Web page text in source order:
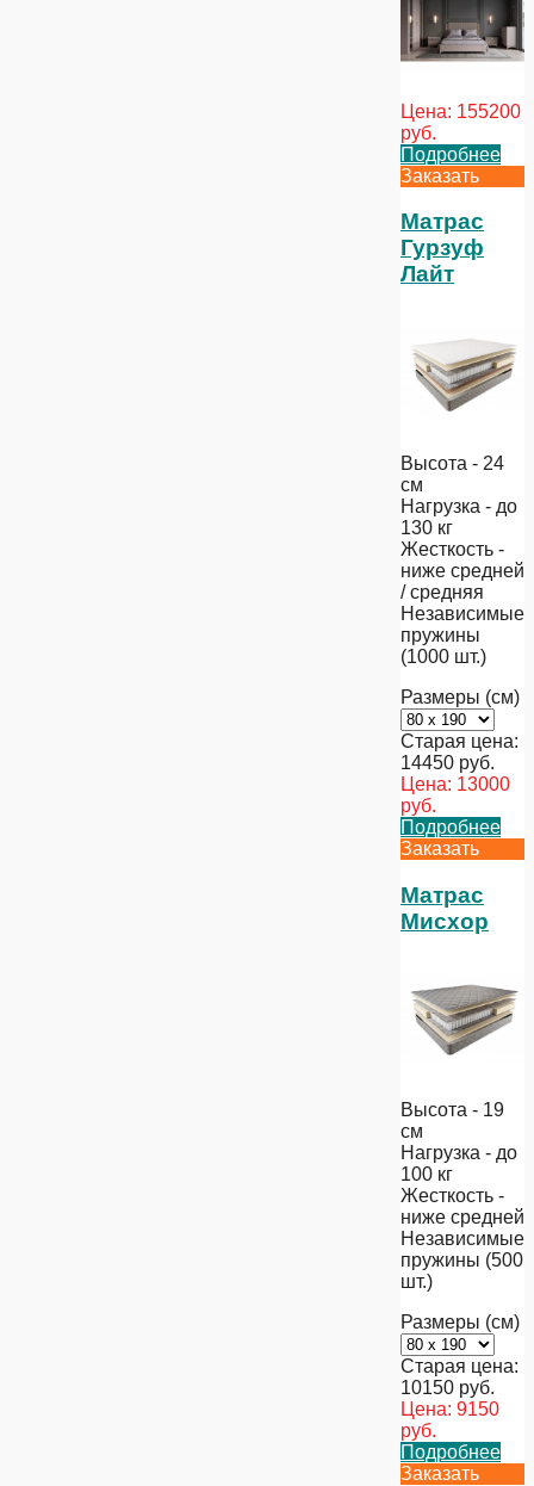
Цена: 155200
руб.
Подробнее
Заказать
Матрас
Гурзуф
Лайт
Высота - 24
см
Нагрузка - до
130 кг
Жесткость -
ниже средней
/ средняя
Независимые
пружины
(1000 шт.)
Размеры (см)
Старая цена:
14450 руб.
Цена: 13000
руб.
Подробнее
Заказать
Матрас
Мисхор
Высота - 19
см
Нагрузка - до
100 кг
Жесткость -
ниже средней
Независимые
пружины (500
шт.)
Размеры (см)
Старая цена:
10150 руб.
Цена: 9150
руб.
Подробнее
Заказать